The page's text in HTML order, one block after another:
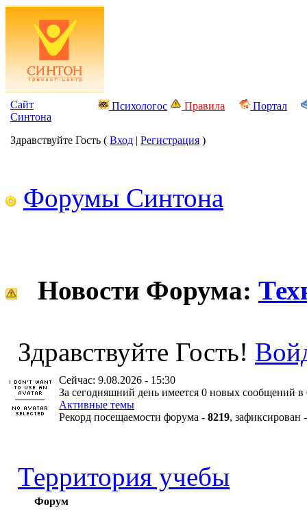
Сайт
Синтона
Психологос Правила Портал
Здравствуйте Гость ( Вход | Регистрация )
Форумы Синтона
Новости Форума:
Здравствуйте Гость!
Сейчас: 9.08.2026 - 15:30
За сегодняшний день имеется 0 новых сообщений в
Активные темы
Рекорд посещаемости форума - 8219, зафиксирован
Территория учебы
Форум